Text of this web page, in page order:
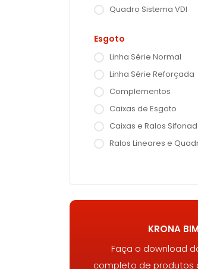
Quadro Sistema VDI
Esgoto
Linha Série Normal
Linha Série Reforçada
Complementos
Caixas de Esgoto
Caixas e Ralos
Ralos Lineares e
KRONA
Faça o download
completo de produtos